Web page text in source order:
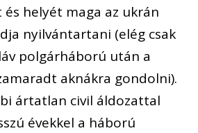
helyét maga az ukrán
nyilvántartani (elég csak
polgárháború után a
aknákra gondolni).
ártatlan civil áldozattal
évekkel a háború